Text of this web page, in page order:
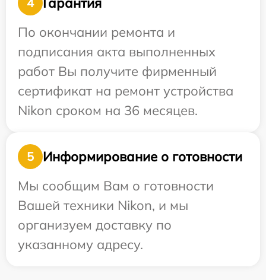
По окончании ремонта и
подписания акта выполненных
работ Вы получите фирменный
сертификат на ремонт устройства
Nikon сроком на 36 месяцев.
5
Информирование о готовности
Мы сообщим Вам о готовности
Вашей техники Nikon, и мы
организуем доставку по
указанному адресу.